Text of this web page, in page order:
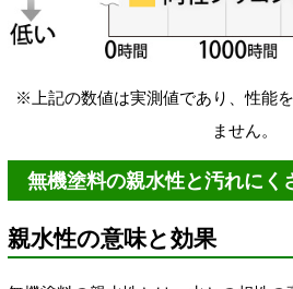
※上記の数値は実測値であり、性能
ません。
無機塗料の親水性と汚れにく
親水性の意味と効果